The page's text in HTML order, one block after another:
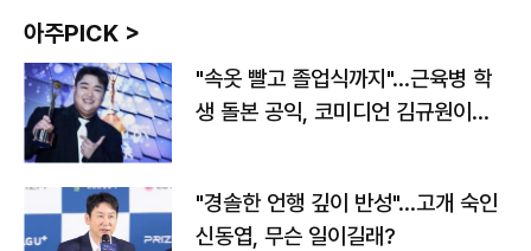
아주PICK >
"속옷 빨고 졸업식까지"…근육병 학
생 돌본 공익, 코미디언 김규원이었
"경솔한 언행 깊이 반성"…고개 숙인
신동엽, 무슨 일이길래?